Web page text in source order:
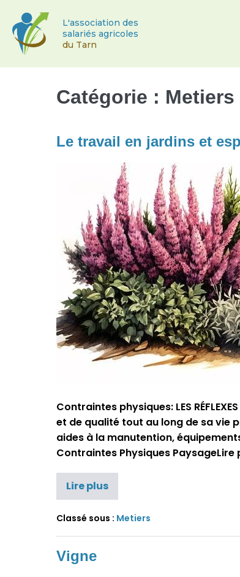
L'association des
salariés agricoles
du Tarn
Catégorie : Metiers
Le travail en jardins et
Contraintes physiques: LES
et de qualité tout au long de sa vie
aides à la manutention,
Contraintes Physiques
Lire plus
Classé sous : Metiers
Vigne